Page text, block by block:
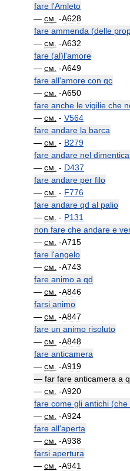
fare l'Amleto
— см -A628
fare ammenda (delle
— см -A632
fare (al)l'amore
— см -A649
fare all'amore con qc
— см -A650
fare anche le vigilie che
— см - V564
fare andare la barca
— см - B279
fare andare nel
— см - D437
fare andare per filo
— см - F776
fare andare qd al palio
— см - P131
non fare che andare e
— см -A715
fare l'angelo
— см -A743
fare animo a qd
— см -A846
farsi animo
— см -A847
fare un animo risoluto
— см -A848
fare anticamera
— см -A919
— far fare anticamera a
— см -A920
fare come gli antichi (che
— см -A924
fare all'aperta
— см -A938
farsi apertura
— см -A941